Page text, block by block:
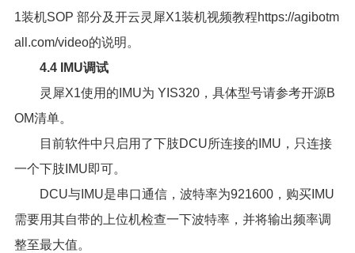
1装机SOP 部分及开云灵犀X1装机视频教程https://agibotm
all.com/video的说明。
4.4 IMU调试
灵犀X1使用的IMU为 YIS320，具体型号请参考开源B
OM清单。
目前软件中只启用了下肢DCU所连接的IMU，只连接
一个下肢IMU即可。
DCU与IMU是串口通信，波特率为921600，购买IMU
需要用其自带的上位机检查一下波特率，并将输出频率调
整至最大值。